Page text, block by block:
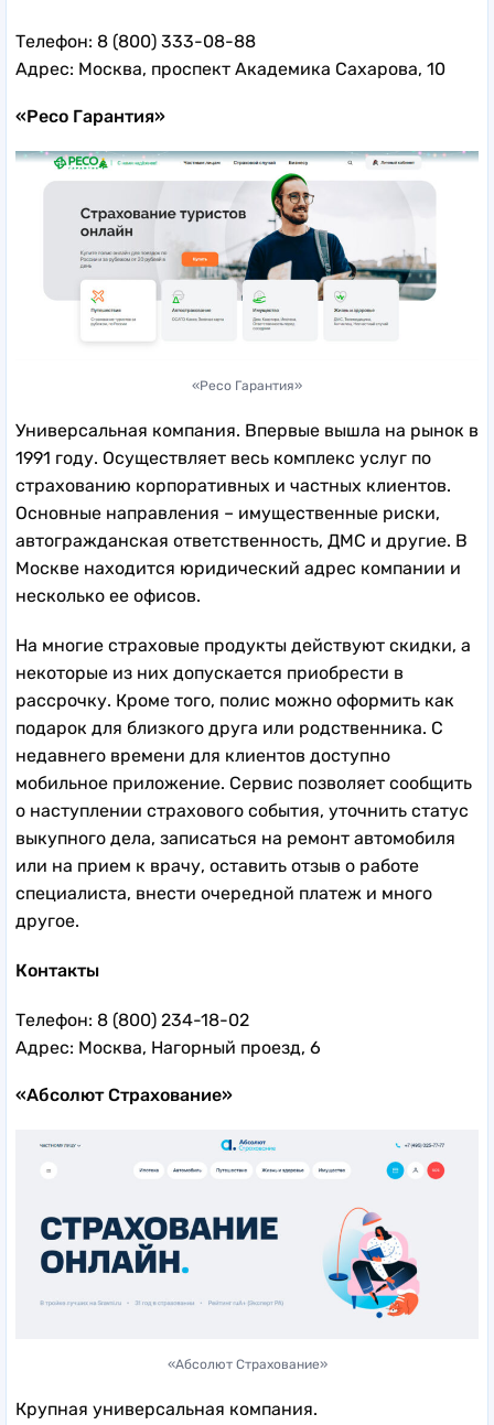
Телефон: 8 (800) 333-08-88
Адрес: Москва, проспект Академика Сахарова, 10
«Ресо Гарантия»
«Ресо Гарантия»
Универсальная компания. Впервые вышла на рынок в
1991 году. Осуществляет весь комплекс услуг по
страхованию корпоративных и частных клиентов.
Основные направления – имущественные риски,
автогражданская ответственность, ДМС и другие. В
Москве находится юридический адрес компании и
несколько ее офисов.
На многие страховые продукты действуют скидки, а
некоторые из них допускается приобрести в
рассрочку. Кроме того, полис можно оформить как
подарок для близкого друга или родственника. С
недавнего времени для клиентов доступно
мобильное приложение. Сервис позволяет сообщить
о наступлении страхового события, уточнить статус
выкупного дела, записаться на ремонт автомобиля
или на прием к врачу, оставить отзыв о работе
специалиста, внести очередной платеж и много
другое.
Контакты
Телефон: 8 (800) 234-18-02
Адрес: Москва, Нагорный проезд, 6
«Абсолют Страхование»
«Абсолют Страхование»
Крупная универсальная компания.